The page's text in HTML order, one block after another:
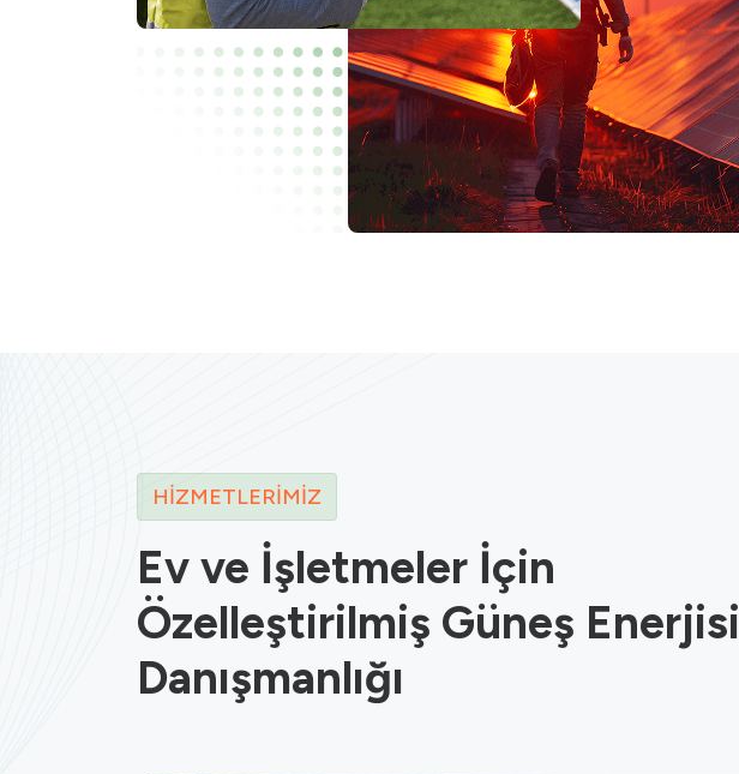
HIZMETLERIMIZ
Ev ve İşletmeler İçin
Özelleştirilmiş Güneş Enerjisi
Danışmanlığı